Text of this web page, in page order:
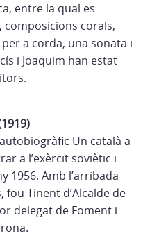
entre la qual es
corals,
a corda, una sonata i
i Joaquim han estat
Un català a
a l’exèrcit soviètic i
1956. Amb l’arribada
Tinent d’Alcalde de
delegat de Foment i